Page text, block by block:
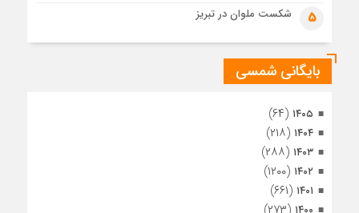
تصاویری از تراکم جمعیت حاضر در میدان ثورهالعشرین نجف
اشرف5 شکست ملوان در تبریز
بایگانی شمسی
۱۴۰۵ (۶۴)
۱۴۰۴ (۲۱۸)
۱۴۰۳ (۲۸۸)
۱۴۰۲ (۱۲۰۰)
۱۴۰۱ (۶۶۱)